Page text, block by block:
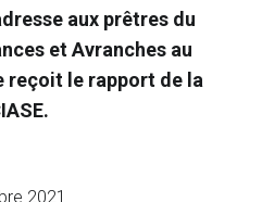
aux prêtres du
et Avranches au
reçoit le rapport de la
2021